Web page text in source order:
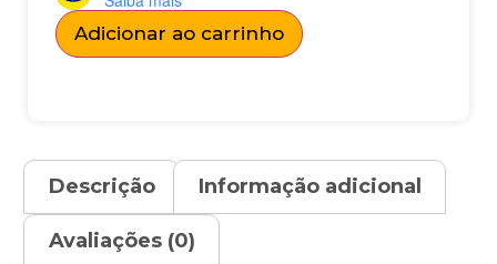
Adicionar ao carrinho
Descrição Informação adicional
Avaliações (0)